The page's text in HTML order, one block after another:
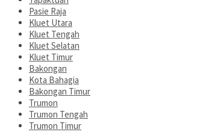
Pasie Raja
Kluet Utara
Kluet Tengah
Kluet Selatan
Kluet Timur
Bakongan
Kota Bahagia
Bakongan Timur
Trumon
Trumon Tengah
Trumon Timur